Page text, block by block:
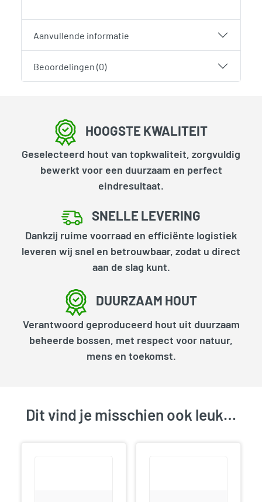
Aanvullende informatie
Beoordelingen (0)
HOOGSTE KWALITEIT
Geselecteerd hout van topkwaliteit, zorgvuldig
bewerkt voor een duurzaam en perfect
eindresultaat.
SNELLE LEVERING
Dankzij ruime voorraad en efficiënte logistiek
leveren wij snel en betrouwbaar, zodat u direct
aan de slag kunt.
DUURZAAM HOUT
Verantwoord geproduceerd hout uit duurzaam
beheerde bossen, met respect voor natuur,
mens en toekomst.
Dit vind je misschien ook leuk…